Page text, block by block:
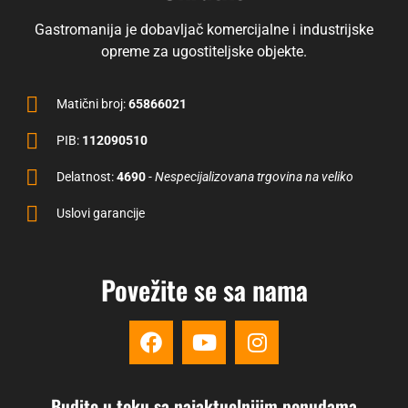
Gastromanija je dobavljač komercijalne i industrijske
opreme za ugostiteljske objekte.
Matični broj:65866021
PIB: 112090510
Delatnost:4690-Nespecijalizovana trgovina na veliko
Uslovi garancije
Povežite se sa nama